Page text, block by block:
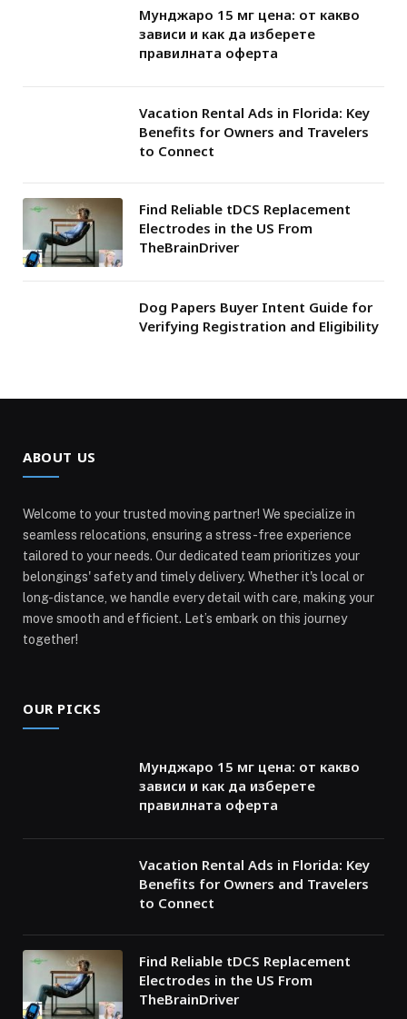
Мунджаро 15 мг цена: от какво
зависи и как да изберете
правилната оферта
Vacation Rental Ads in Florida: Key
Benefits for Owners and Travelers
to Connect
Find Reliable tDCS Replacement
Electrodes in the US From
TheBrainDriver
Dog Papers Buyer Intent Guide for
Verifying Registration and Eligibility
ABOUT US
Welcome to your trusted moving partner! We specialize in
seamless relocations, ensuring a stress-free experience
tailored to your needs. Our dedicated team prioritizes your
belongings' safety and timely delivery. Whether it's local or
long-distance, we handle every detail with care, making your
move smooth and efficient. Let’s embark on this journey
together!
OUR PICKS
Мунджаро 15 мг цена: от какво
зависи и как да изберете
правилната оферта
Vacation Rental Ads in Florida: Key
Benefits for Owners and Travelers
to Connect
Find Reliable tDCS Replacement
Electrodes in the US From
TheBrainDriver